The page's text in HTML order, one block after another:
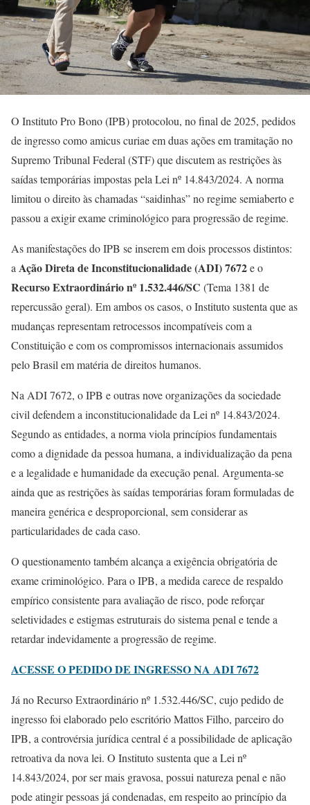
O Instituto Pro Bono (IPB) protocolou, no final de 2025, pedidos
de ingresso como amicus curiae em duas ações em tramitação no
Supremo Tribunal Federal (STF) que discutem as restrições às
saídas temporárias impostas pela Lei nº 14.843/2024. A norma
limitou o direito às chamadas “saidinhas” no regime semiaberto e
passou a exigir exame criminológico para progressão de regime.
As manifestações do IPB se inserem em dois processos distintos:
aAção Direta de Inconstitucionalidade (ADI) 7672e o
Recurso Extraordinário nº 1.532.446/SC (Tema 1381 de
repercussão geral). Em ambos os casos, o Instituto sustenta que as
mudanças representam retrocessos incompatíveis com a
Constituição e com os compromissos internacionais assumidos
pelo Brasil em matéria de direitos humanos.
Na ADI 7672, o IPB e outras nove organizações da sociedade
civil defendem a inconstitucionalidade da Lei nº 14.843/2024.
Segundo as entidades, a norma viola princípios fundamentais
como a dignidade da pessoa humana, a individualização da pena
e a legalidade e humanidade da execução penal. Argumenta-se
ainda que as restrições às saídas temporárias foram formuladas de
maneira genérica e desproporcional, sem considerar as
particularidades de cada caso.
O questionamento também alcança a exigência obrigatória de
exame criminológico. Para o IPB, a medida carece de respaldo
empírico consistente para avaliação de risco, pode reforçar
seletividades e estigmas estruturais do sistema penal e tende a
retardar indevidamente a progressão de regime.
ACESSE O PEDIDO DE INGRESSO NA ADI 7672
Já no Recurso Extraordinário nº 1.532.446/SC, cujo pedido de
ingresso foi elaborado pelo escritório Mattos Filho, parceiro do
IPB, a controvérsia jurídica central é a possibilidade de aplicação
retroativa da nova lei. O Instituto sustenta que a Lei nº
14.843/2024, por ser mais gravosa, possui natureza penal e não
pode atingir pessoas já condenadas, em respeito ao princípio da